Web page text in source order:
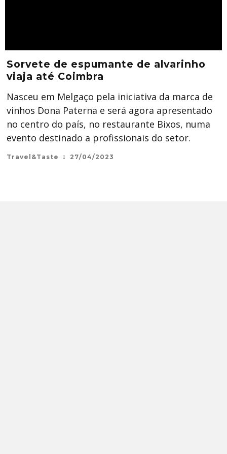
Sorvete de espumante de alvarinho
viaja até Coimbra
Nasceu em Melgaço pela iniciativa da marca de
vinhos Dona Paterna e será agora apresentado
no centro do país, no restaurante Bixos, numa
evento destinado a profissionais do setor.
Travel&Taste 27/04/2023